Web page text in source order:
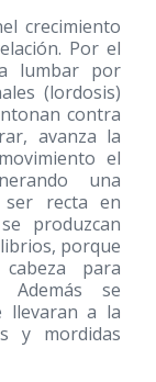
crecimiento
Por el
lumbar por
(lordosis)
contra
avanza la
el
una
ser recta en
produzcan
porque
para
Además se
llevaran a la
y mordidas